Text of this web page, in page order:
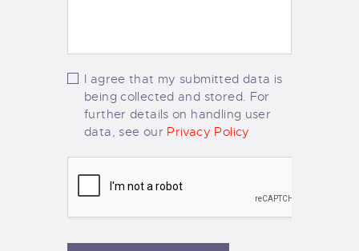
I agree that my submitted data is
being collected and stored. For
further details on handling user
data, see our Privacy Policy